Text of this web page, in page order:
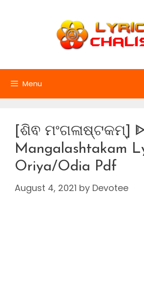
Menu
[ଶିଵ ମଂଗଳାଷ୍ଟକମ୍]
Mangalashtakam
Oriya/Odia Pdf
August 4, 2021 by Devotee